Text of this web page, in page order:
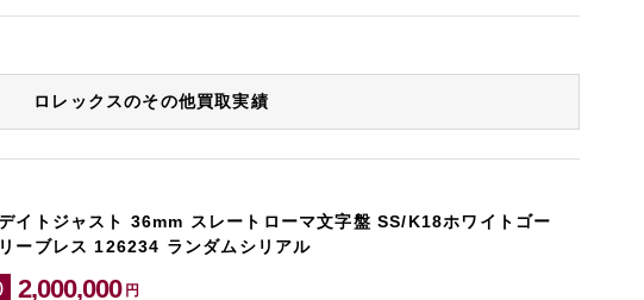
ロレックスのその他買取実績
イトジャスト 36mm スレートローマ文字盤 SS/K18ホワイトゴー
ーブレス 126234 ランダムシリアル
2,000,000 円